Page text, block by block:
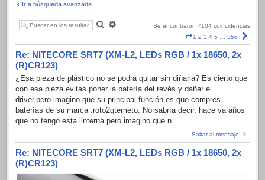
Ir a búsqueda avanzada
Buscar
Se encontraron 7104 coincidencias
Página
1
de
1 2 3 4 5 356
Re: NITECORE SRT7 (XM-L2, LEDs RGB / 1x 18650, 2x
(R)CR123)
¿Esa pieza de plástico no se podrá quitar sin diñarla? Es cierto que
con esa pieza evitas poner la batería del revés y dañar el
driver,pero imagino que su principal función es que compres
baterías de su marca :roto2qtemeto: No sabría decir, hace ya años
que no tengo esta linterna pero imagino que n...
Saltar al mensaje
Re: NITECORE SRT7 (XM-L2, LEDs RGB / 1x 18650, 2x
(R)CR123)